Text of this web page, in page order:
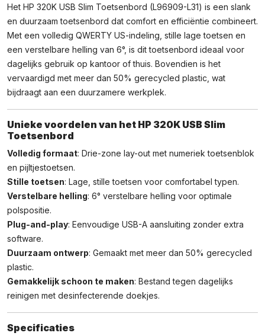
Het HP 320K USB Slim Toetsenbord (L96909-L31) is een slank
en duurzaam toetsenbord dat comfort en efficiëntie combineert.
Met een volledig QWERTY US-indeling, stille lage toetsen en
een verstelbare helling van 6°, is dit toetsenbord ideaal voor
dagelijks gebruik op kantoor of thuis. Bovendien is het
vervaardigd met meer dan 50% gerecycled plastic, wat
bijdraagt aan een duurzamere werkplek.
Unieke voordelen van het HP 320K USB Slim
Toetsenbord
Volledig formaat: Drie-zone lay-out met numeriek toetsenblok
en pijltjestoetsen.
Stille toetsen: Lage, stille toetsen voor comfortabel typen.
Verstelbare helling: 6° verstelbare helling voor optimale
polspositie.
Plug-and-play: Eenvoudige USB-A aansluiting zonder extra
software.
Duurzaam ontwerp: Gemaakt met meer dan 50% gerecycled
plastic.
Gemakkelijk schoon te maken: Bestand tegen dagelijks
reinigen met desinfecterende doekjes.
Specificaties